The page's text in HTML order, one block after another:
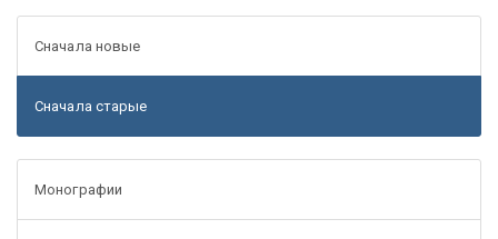
Сначала новые
Сначала старые
Монографии